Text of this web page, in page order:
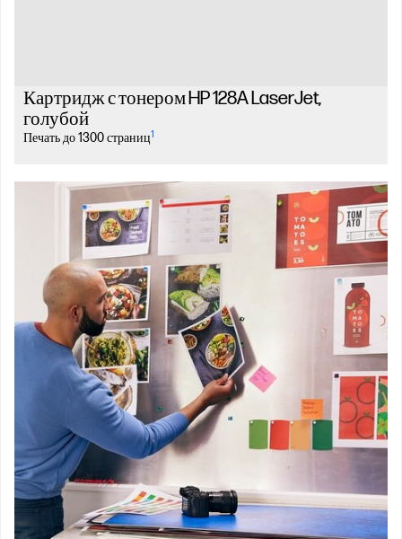
Картридж с тонером HP 128A LaserJet,
голубой
Печать до 1300 страниц1